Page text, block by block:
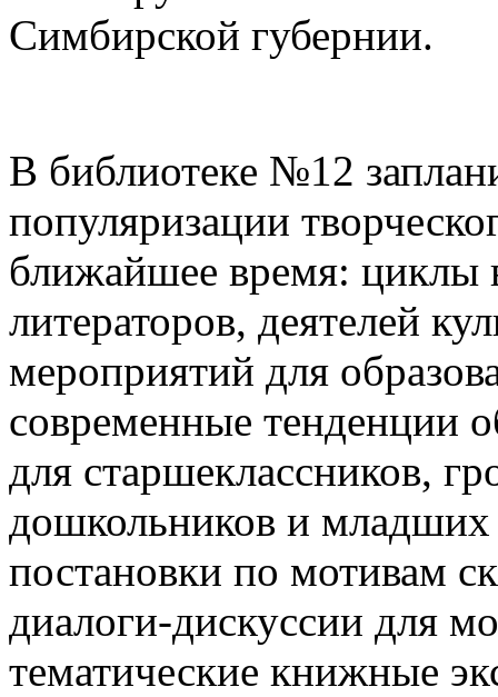
Симбирской губернии.
В библиотеке №12
популяризации
ближайшее время: циклы
литераторов, деятелей
мероприятий для
современные тенденции
для старшеклассников,
дошкольников и младших
постановки по мотивам
диалоги-дискуссии для
тематические книжные